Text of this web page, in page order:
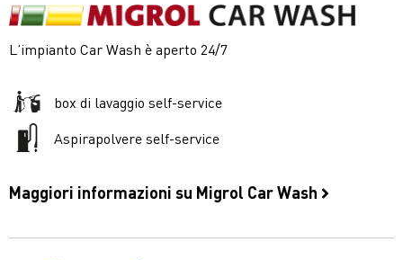
L’impianto Car Wash è aperto 24/7
box di lavaggio self-service
Aspirapolvere self-service
Maggiori informazioni su Migrol Car Wash